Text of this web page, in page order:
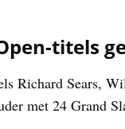
titels
Richard Sears,
met 24 Grand